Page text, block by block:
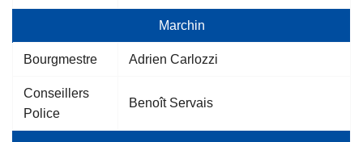
Marchin
Bourgmestre Adrien Carlozzi
Conseillers
Police
Benoît Servais